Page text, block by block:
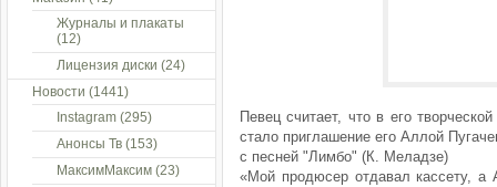
Певец считает, что в его
стало приглашение его Аллой
с песней "Лимбо" (К. Меладзе)
«Мой продюсер отдавал кассету, а
Журналы и плакаты
(12)
Лицензия диски (24)
Новости (1441)
Instagram (295)
Анонсы Тв (153)
МаксимМаксим (23)